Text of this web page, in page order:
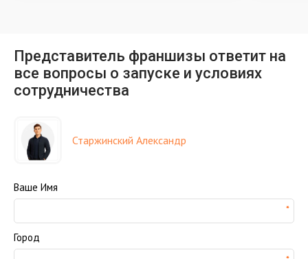
Представитель франшизы ответит на
все вопросы о запуске и условиях
сотрудничества
Старжинский Александр
Ваше Имя
Город